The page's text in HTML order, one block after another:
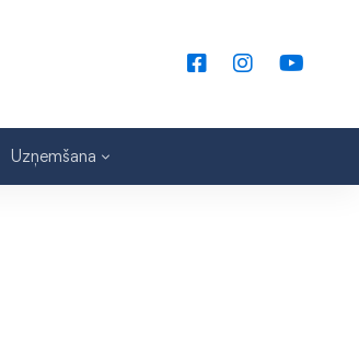
Uzņemšana